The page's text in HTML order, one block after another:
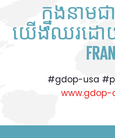
ក្នុងនាម
យើងឈរដោយ
#gdop-usa
www.gdop-